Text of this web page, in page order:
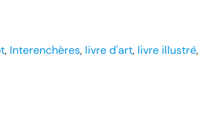
, Interenchères, livre d'art, livre illustré,